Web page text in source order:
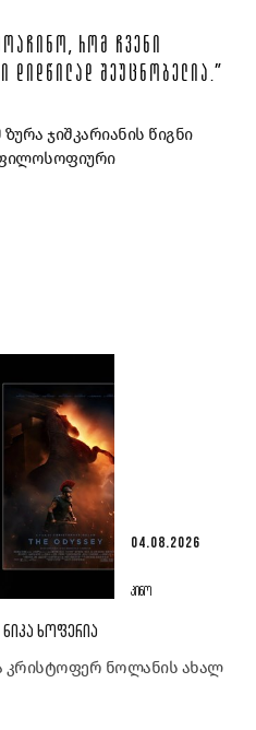
ᲠᲝᲛ ᲩᲕᲔᲜᲘ
ᲓᲘᲓᲬᲘᲚᲐᲓ ᲨᲔᲣᲪᲜᲝᲑᲔᲚᲘᲐ.”
ჯიშკარიანის წიგნი
04.08.2026
ᲙᲘᲜᲝ
ᲮᲝᲤᲔᲠᲘᲐ
კრისტოფერ ნოლანის ახალ